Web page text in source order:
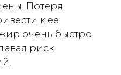
Потеря
к ее
очень быстро
риск